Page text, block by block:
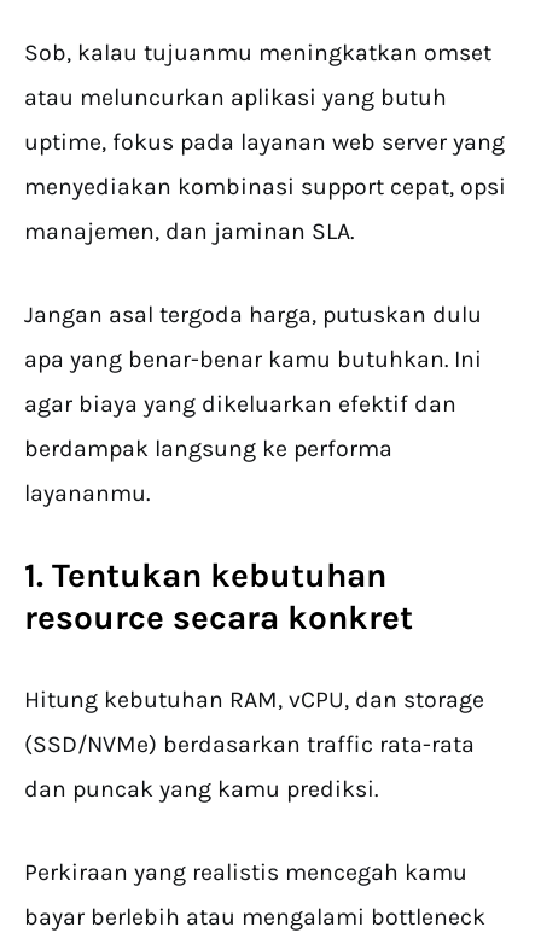
Sob, kalau tujuanmu meningkatkan omset
atau meluncurkan aplikasi yang butuh
uptime, fokus pada layanan web server yang
menyediakan kombinasi support cepat, opsi
manajemen, dan jaminan SLA.
Jangan asal tergoda harga, putuskan dulu
apa yang benar-benar kamu butuhkan. Ini
agar biaya yang dikeluarkan efektif dan
berdampak langsung ke performa
layananmu.
1. Tentukan kebutuhan
resource secara konkret
Hitung kebutuhan RAM, vCPU, dan storage
(SSD/NVMe) berdasarkan traffic rata-rata
dan puncak yang kamu prediksi.
Perkiraan yang realistis mencegah kamu
bayar berlebih atau mengalami bottleneck